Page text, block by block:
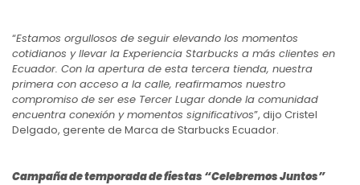
“Estamos orgullosos de seguir elevando los momentos
cotidianos y llevar la Experiencia Starbucks a más clientes en
Ecuador. Con la apertura de esta tercera tienda, nuestra
primera con acceso a la calle, reafirmamos nuestro
compromiso de ser ese Tercer Lugar donde la comunidad
encuentra conexión y momentos significativos”, dijo Cristel
Delgado, gerente de Marca de Starbucks Ecuador.
Campaña de temporada de fiestas “Celebremos Juntos”